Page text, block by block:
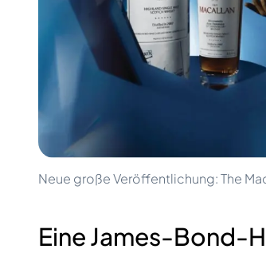
200-500€
Kommende Veröffentlichungen
Kollektionen
Kundenfavoriten
Limitierte Auflagen
Geschlossene Brennerei
Süßer Whisky
Don Julio
Gin Mare
Remy
Ron
Neue große Veröffentlichung: The
Eine James-Bond-